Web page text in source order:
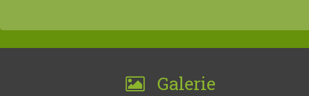
Galerie